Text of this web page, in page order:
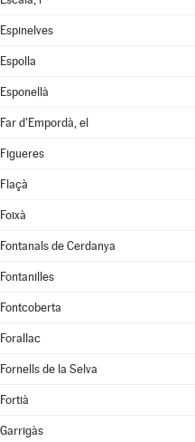
Espinelves
Espolla
Esponellà
Far d'Empordà, el
Figueres
Flaçà
Foixà
Fontanals de Cerdanya
Fontanilles
Fontcoberta
Forallac
Fornells de la Selva
Fortià
Garrigàs